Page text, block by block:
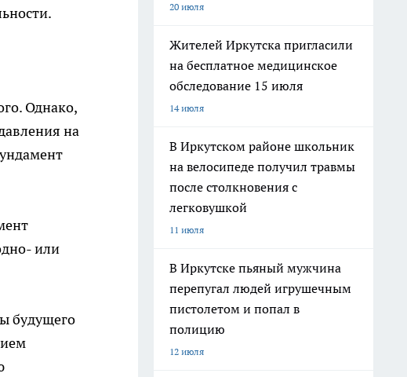
Однако,
на
или
будущего
20 июля
Жителей Иркутска пригласили
на бесплатное медицинское
обследование 15 июля
14 июля
В Иркутском районе школьник
на велосипеде получил травмы
после столкновения с
легковушкой
11 июля
В Иркутске пьяный мужчина
перепугал людей игрушечным
пистолетом и попал в
полицию
12 июля